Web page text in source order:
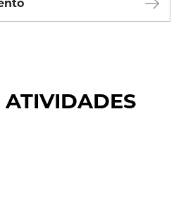
ATIVIDADES